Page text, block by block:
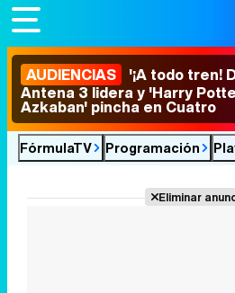
AUDIENCIAS '¡A todo tren!
Antena 3 lidera y 'Harry
Azkaban' pincha en Cuatro
FórmulaTV Programación
Eliminar